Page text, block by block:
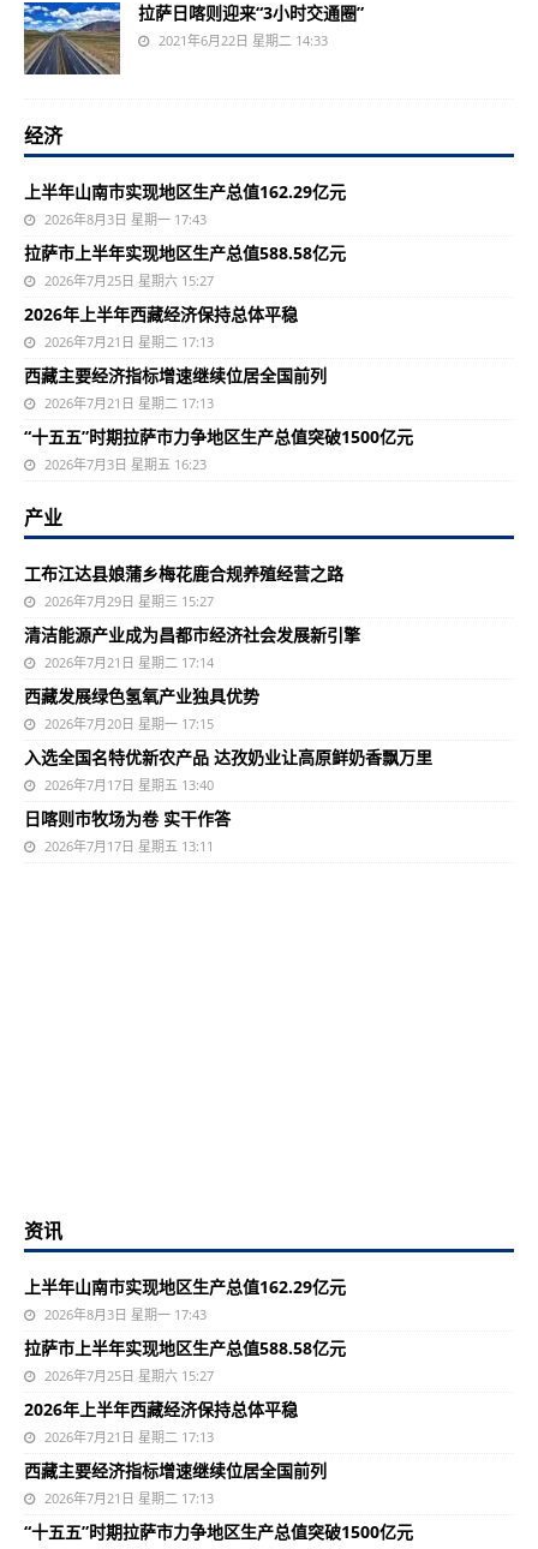
拉萨日喀则迎来“3小时交通圈”
2021年6月22日 星期二 14:33
经济
上半年山南市实现地区生产总值162.29亿元
2026年8月3日 星期一 17:43
拉萨市上半年实现地区生产总值588.58亿元
2026年7月25日 星期六 15:27
2026年上半年西藏经济保持总体平稳
2026年7月21日 星期二 17:13
西藏主要经济指标增速继续位居全国前列
2026年7月21日 星期二 17:13
“十五五”时期拉萨市力争地区生产总值突破1500亿元
2026年7月3日 星期五 16:23
产业
工布江达县娘蒲乡梅花鹿合规养殖经营之路
2026年7月29日 星期三 15:27
清洁能源产业成为昌都市经济社会发展新引擎
2026年7月21日 星期二 17:14
西藏发展绿色氢氧产业独具优势
2026年7月20日 星期一 17:15
入选全国名特优新农产品 达孜奶业让高原鲜奶香飘万里
2026年7月17日 星期五 13:40
日喀则市牧场为卷 实干作答
2026年7月17日 星期五 13:11
资讯
上半年山南市实现地区生产总值162.29亿元
2026年8月3日 星期一 17:43
拉萨市上半年实现地区生产总值588.58亿元
2026年7月25日 星期六 15:27
2026年上半年西藏经济保持总体平稳
2026年7月21日 星期二 17:13
西藏主要经济指标增速继续位居全国前列
2026年7月21日 星期二 17:13
“十五五”时期拉萨市力争地区生产总值突破1500亿元